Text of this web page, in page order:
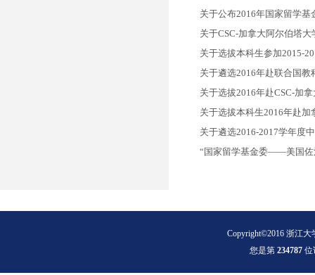
关于公布2016年国家留学
关于CSC-加拿大阿尔伯塔
关于选拔本科生参加2015-
关于遴选2016年赴联合国
关于选拔2016年赴CSC-加
关于选拔本科生2016年赴
关于遴选2016-2017学年度
“国家留学基金委——美国佐
Copyright©2016 浙江大
您是第234787 位